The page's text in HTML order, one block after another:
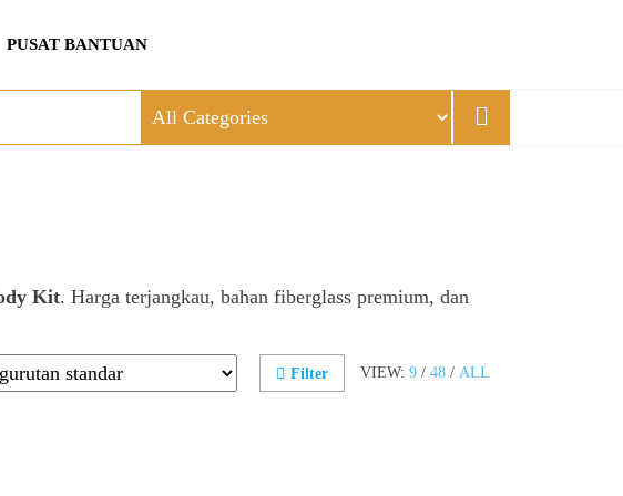
PUSAT BANTUAN
Kit. Harga terjangkau, bahan fiberglass premium, dan
VIEW: 9 / 48 / ALL
Filter